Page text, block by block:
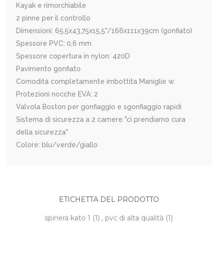
Kayak e rimorchiabile
2 pinne per il controllo
Dimensioni: 65,5x43,75x15,5"/166x111x39cm (gonfiato)
Spessore PVC: 0,6 mm
Spessore copertura in nylon: 420D
Pavimento gonfiato
Comodità completamente imbottita Maniglie w.
Protezioni nocche EVA: 2
Valvola Boston per gonfiaggio e sgonfiaggio rapidi
Sistema di sicurezza a 2 camere "ci prendiamo cura
della sicurezza"
Colore: blu/verde/giallo
ETICHETTA DEL PRODOTTO
spinera kato 1 (1) , pvc di alta qualità (1)